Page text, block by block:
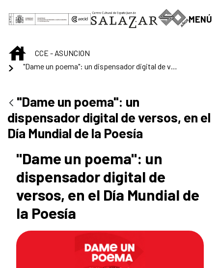
Saltar al contenido principal
MENÚ
INICIOCCE - ASUNCION
"Dame un poema": un
dispensador digital de versos, en el
Día Mundial de la Poesía
"Dame un poema": un
dispensador digital de
versos, en el Día Mundial de
la Poesía